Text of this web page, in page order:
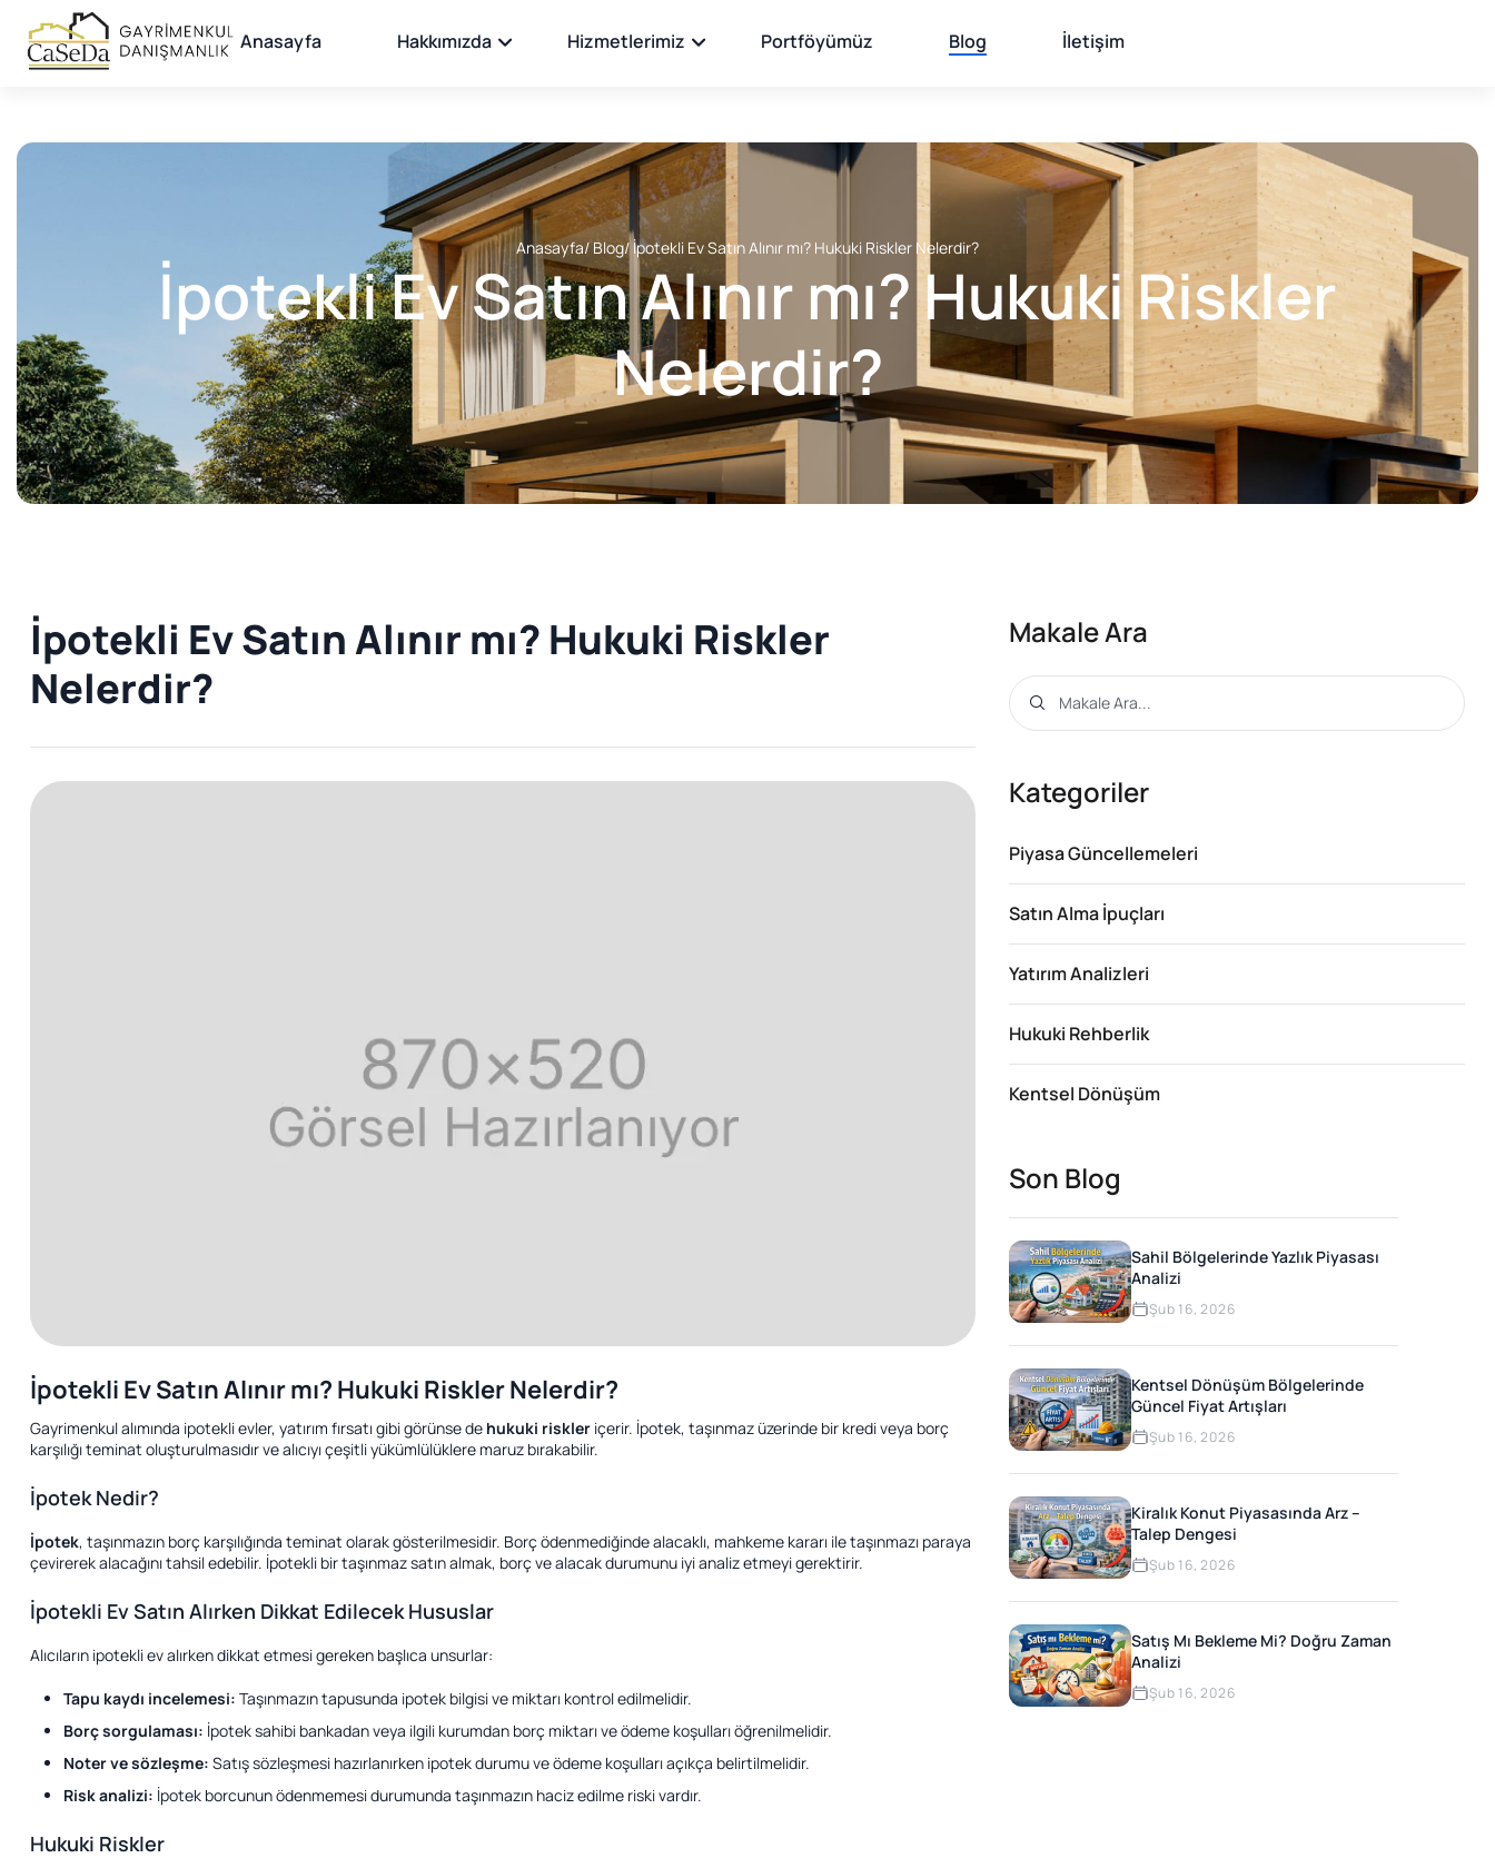
Anasayfa Hakkımızda Hizmetlerimiz Portföyümüz Blog İletişim
Anasayfa/ Blog/ İpotekli Ev Satın Alınır mı? Hukuki Riskler Nelerdir?
İpotekli Ev Satın Alınır mı? Hukuki Riskler
Nelerdir?
İpotekli Ev Satın Alınır mı? Hukuki Riskler
Nelerdir?
İpotekli Ev Satın Alınır mı? Hukuki Riskler Nelerdir?
Gayrimenkul alımında ipotekli evler, yatırım fırsatı gibi görünse de hukuki riskler içerir. İpotek, taşınmaz üzerinde bir kredi veya borç
karşılığı teminat oluşturulmasıdır ve alıcıyı çeşitli yükümlülüklere maruz bırakabilir.
İpotek Nedir?
İpotek, taşınmazın borç karşılığında teminat olarak gösterilmesidir. Borç ödenmediğinde alacaklı, mahkeme kararı ile taşınmazı paraya
çevirerek alacağını tahsil edebilir. İpotekli bir taşınmaz satın almak, borç ve alacak durumunu iyi analiz etmeyi gerektirir.
İpotekli Ev Satın Alırken Dikkat Edilecek Hususlar
Alıcıların ipotekli ev alırken dikkat etmesi gereken başlıca unsurlar:
Tapu kaydı incelemesi: Taşınmazın tapusunda ipotek bilgisi ve miktarı kontrol edilmelidir.
Borç sorgulaması: İpotek sahibi bankadan veya ilgili kurumdan borç miktarı ve ödeme koşulları öğrenilmelidir.
Noter ve sözleşme: Satış sözleşmesi hazırlanırken ipotek durumu ve ödeme koşulları açıkça belirtilmelidir.
Risk analizi: İpotek borcunun ödenmemesi durumunda taşınmazın haciz edilme riski vardır.
Hukuki Riskler
Makale Ara
Kategoriler
Piyasa Güncellemeleri
Satın Alma İpuçları
Yatırım Analizleri
Hukuki Rehberlik
Kentsel Dönüşüm
Son Blog
Sahil Bölgelerinde Yazlık Piyasası
Analizi
Şub 16, 2026
Kentsel Dönüşüm Bölgelerinde
Güncel Fiyat Artışları
Şub 16, 2026
Kiralık Konut Piyasasında Arz –
Talep Dengesi
Şub 16, 2026
Satış Mı Bekleme Mi? Doğru Zaman
Analizi
Şub 16, 2026